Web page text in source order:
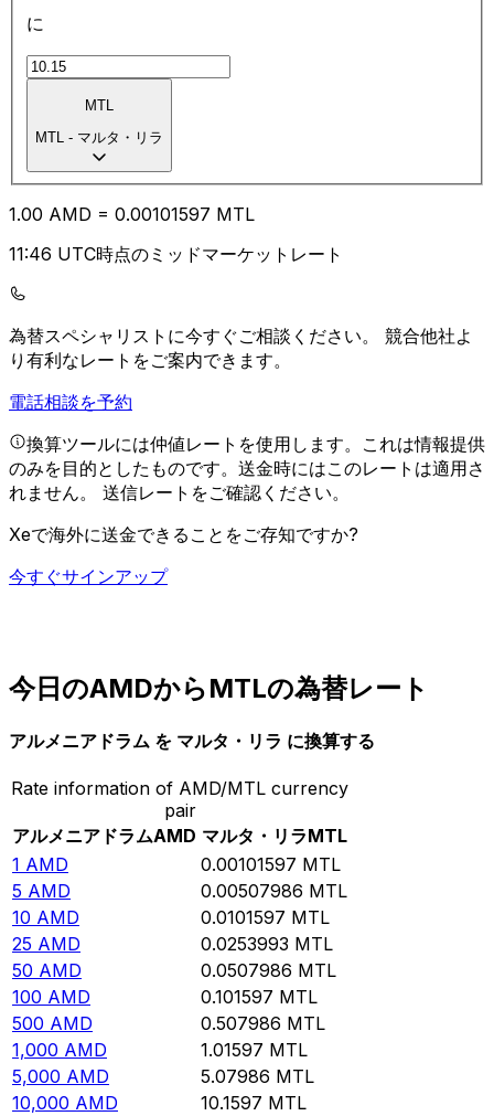
に
MTL
MTL - マルタ・リラ
1.00 AMD = 0.00101597 MTL
11:46 UTC時点のミッドマーケットレート
為替スペシャリストに今すぐご相談ください。 競合他社よ
り有利なレートをご案内できます。
電話相談を予約
換算ツールには仲値レートを使用します。これは情報提供
のみを目的としたものです。送金時にはこのレートは適用さ
れません。 送信レートをご確認ください。
Xeで海外に送金できることをご存知ですか?
今すぐサインアップ
今日のAMDからMTLの為替レート
アルメニアドラム を マルタ・リラ に換算する
Rate information of AMD/MTL currency
pair
アルメニアドラムAMD マルタ・リラMTL
1 AMD 0.00101597 MTL
5 AMD 0.00507986 MTL
10 AMD 0.0101597 MTL
25 AMD 0.0253993 MTL
50 AMD 0.0507986 MTL
100 AMD 0.101597 MTL
500 AMD 0.507986 MTL
1,000 AMD 1.01597 MTL
5,000 AMD 5.07986 MTL
10,000 AMD 10.1597 MTL